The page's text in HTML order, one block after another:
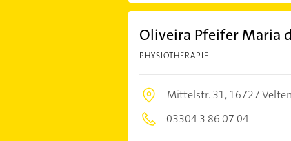
Oliveira Pfeifer Maria
PHYSIOTHERAPIE
Mittelstr. 31,16727 Velten
03304 3 86 07 04